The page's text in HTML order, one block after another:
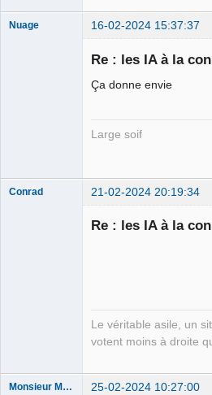
Nuage 16-02-2024 15:37:37
Re : les IA à la con
Ça donne envie
Large soif
Conrad 21-02-2024 20:19:34
Re : les IA à la con
Le véritable asile, un
votent moins à droite
Monsieur Maurice 25-02-2024 10:27:00